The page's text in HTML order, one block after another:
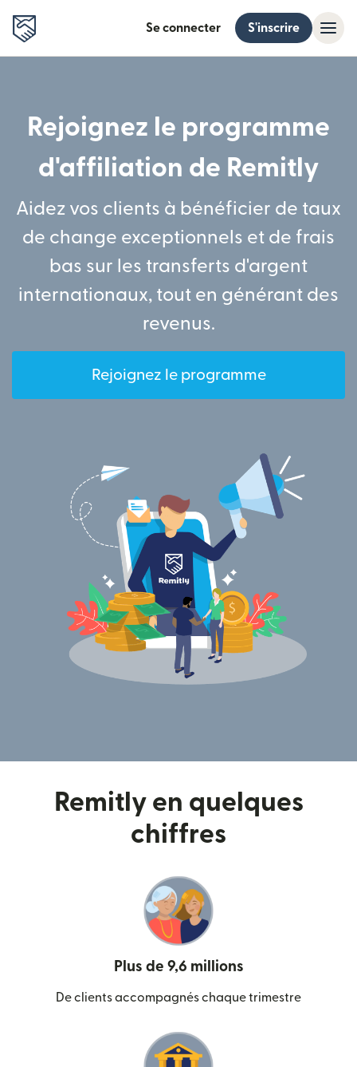
Se connecter S'inscrire
Rejoignez le programme
d'affiliation de Remitly
Aidez vos clients à bénéficier de taux
de change exceptionnels et de frais
bas sur les transferts d'argent
internationaux, tout en générant des
revenus.
Rejoignez le programme
Remitly en quelques
chiffres
Plus de 9,6 millions
De clients accompagnés chaque trimestre